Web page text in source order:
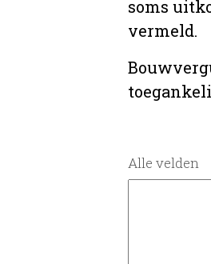
soms
vermeld.
Alle velden